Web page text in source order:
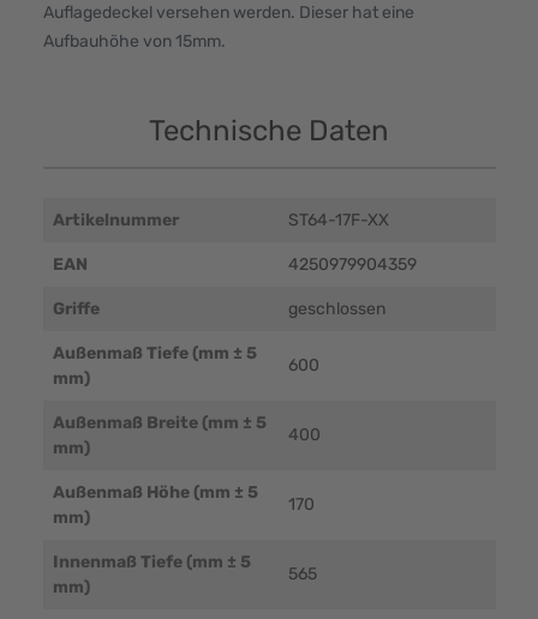
Auflagedeckel versehen werden. Dieser hat eine
Aufbauhöhe von 15mm.
Technische Daten
Artikelnummer ST64-17F-XX
EAN 4250979904359
Griffe geschlossen
Außenmaß Tiefe (mm ± 5
mm)
600
Außenmaß Breite (mm ± 5
mm)
400
Außenmaß Höhe (mm ± 5
mm)
170
Innenmaß Tiefe (mm ± 5
mm)
565